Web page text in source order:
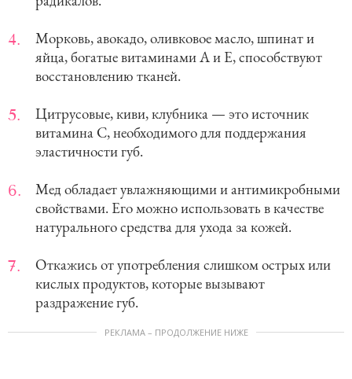
Морковь, авокадо, оливковое масло, шпинат и
яйца, богатые витаминами А и Е, способствуют
восстановлению тканей.
Цитрусовые, киви, клубника — это источник
витамина С, необходимого для поддержания
эластичности губ.
Мед обладает увлажняющими и антимикробными
свойствами. Его можно использовать в качестве
натурального средства для ухода за кожей.
Откажись от употребления слишком острых или
кислых продуктов, которые вызывают
раздражение губ.
РЕКЛАМА – ПРОДОЛЖЕНИЕ НИЖЕ